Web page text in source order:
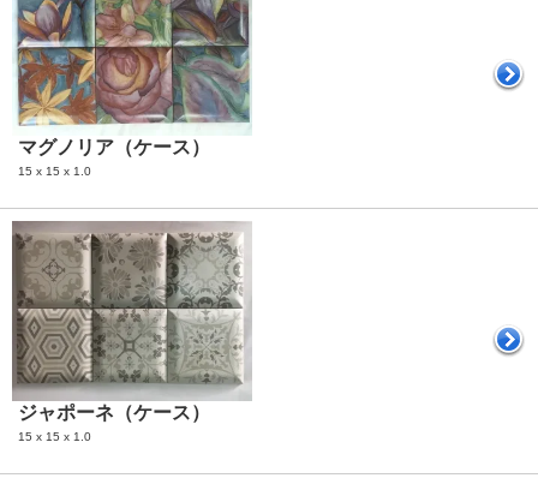
マグノリア（ケース）
15 x 15 x 1.0
ジャポーネ（ケース）
15 x 15 x 1.0